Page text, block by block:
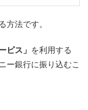
方法です。
ビス」
を利用する
ー銀行に振り込むこ